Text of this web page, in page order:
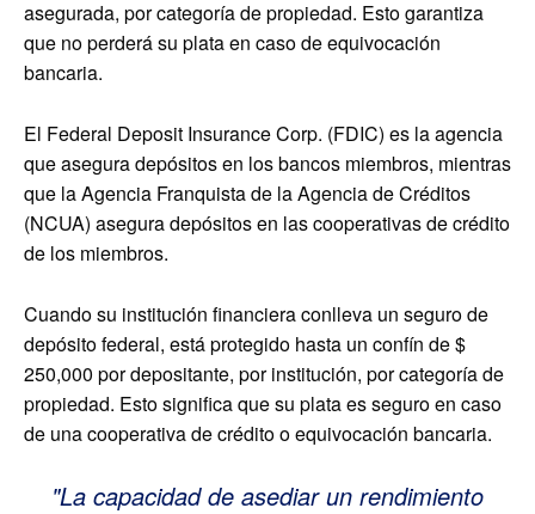
asegurada, por categoría de propiedad. Esto garantiza
que no perderá su plata en caso de equivocación
bancaria.
El Federal Deposit Insurance Corp. (FDIC) es la agencia
que asegura depósitos en los bancos miembros, mientras
que la Agencia Franquista de la Agencia de Créditos
(NCUA) asegura depósitos en las cooperativas de crédito
de los miembros.
Cuando su institución financiera conlleva un seguro de
depósito federal, está protegido hasta un confín de $
250,000 por depositante, por institución, por categoría de
propiedad. Esto significa que su plata es seguro en caso
de una cooperativa de crédito o equivocación bancaria.
La capacidad de asediar un rendimiento